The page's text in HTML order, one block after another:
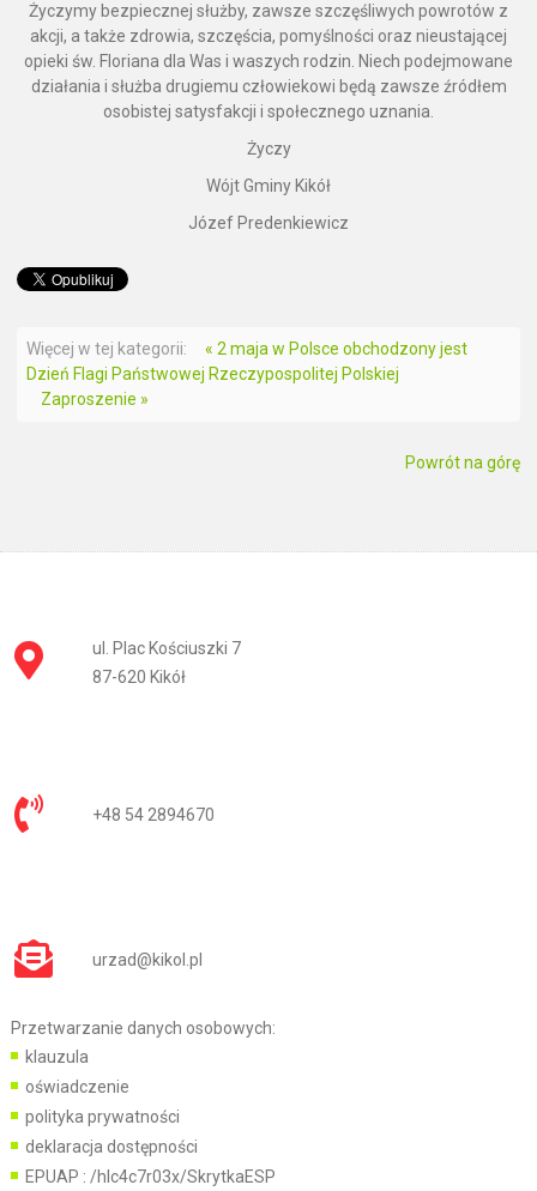
Życzymy bezpiecznej służby, zawsze szczęśliwych powrotów z
akcji, a także zdrowia, szczęścia, pomyślności oraz nieustającej
opieki św. Floriana dla Was i waszych rodzin. Niech podejmowane
działania i służba drugiemu człowiekowi będą zawsze źródłem
osobistej satysfakcji i społecznego uznania.
Życzy
Wójt Gminy Kikół
Józef Predenkiewicz
Więcej w tej kategorii:
« 2 maja w Polsce obchodzony jest
Dzień Flagi Państwowej Rzeczypospolitej Polskiej
Zaproszenie »
Powrót na górę
ul. Plac Kościuszki 7
87-620 Kikół
+48 54 2894670
urzad@kikol.pl
Przetwarzanie danych osobowych:
klauzula
oświadczenie
polityka prywatności
deklaracja dostępności
EPUAP : /hlc4c7r03x/SkrytkaESP